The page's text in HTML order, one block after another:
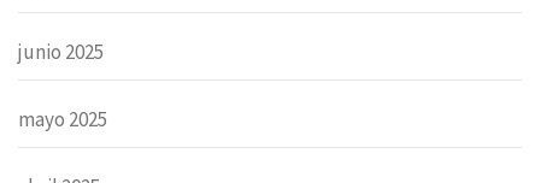
junio 2025
mayo 2025